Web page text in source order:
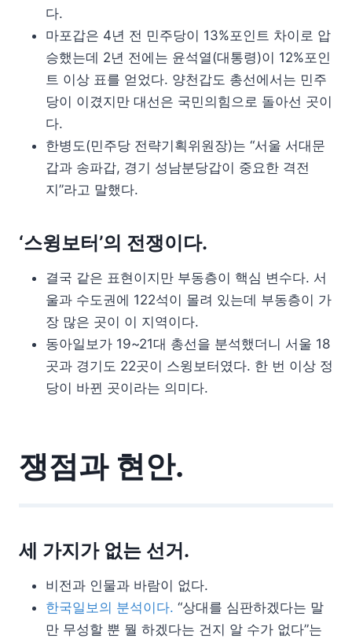
다.
마포갑은 4년 전 민주당이 13%포인트 차이로 압
승했는데 2년 전에는 윤석열(대통령)이 12%포인
트 이상 표를 얻었다. 양천갑도 총선에서는 민주
당이 이겼지만 대선은 국민의힘으로 돌아선 곳이
다.
한병도(민주당 전략기획위원장)는 “서울 서대문
갑과 송파갑, 경기 성남분당갑이 중요한 격전
지”라고 말했다.
‘스윙보터’의 전쟁이다.
결국 같은 표현이지만 부동층이 핵심 변수다. 서
울과 수도권에 122석이 몰려 있는데 부동층이 가
장 많은 곳이 이 지역이다.
동아일보가 19~21대 총선을 분석했더니 서울 18
곳과 경기도 22곳이 스윙보터였다. 한 번 이상 정
당이 바뀐 곳이라는 의미다.
쟁점과 현안.
세 가지가 없는 선거.
비전과 인물과 바람이 없다.
한국일보의 분석이다. “상대를 심판하겠다는 말
만 무성할 뿐 뭘 하겠다는 건지 알 수가 없다”는